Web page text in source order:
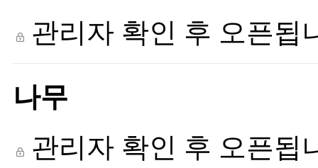
관리자 확인 후 오픈됩
나무
관리자 확인 후 오픈됩